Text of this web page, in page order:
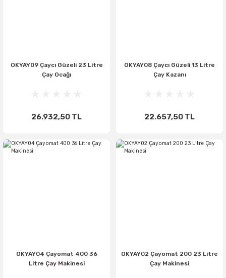
OKYAY09 Çaycı Güzeli 23 Litre
Çay Ocağı
26.932,50 TL
OKYAY08 Çaycı Güzeli 13 Litre
Çay Kazanı
22.657,50 TL
OKYAY04 Çayomat 400 36
Litre Çay Makinesi
OKYAY02 Çayomat 200 23 Litre
Çay Makinesi